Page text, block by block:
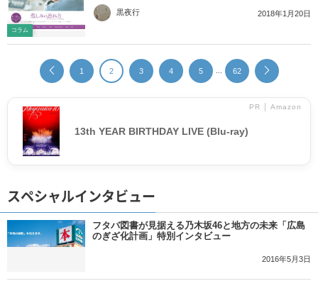
コラム
黒夜行 2018年1月20日
1 2 3 4 5 62
PR │ Amazon
13th YEAR BIRTHDAY LIVE (Blu-ray)
スペシャルインタビュー
フタバ図書が見据える乃木坂46と地方の未来「広島
のぎざ化計画」特別インタビュー
2016年5月3日